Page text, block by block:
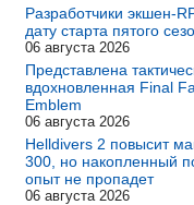
Разработчики экшен-
дату старта пятого
06 августа 2026
Представлена
вдохновленная Final
Emblem
06 августа 2026
Helldivers 2 повысит
300, но накопленный
опыт не пропадет
06 августа 2026